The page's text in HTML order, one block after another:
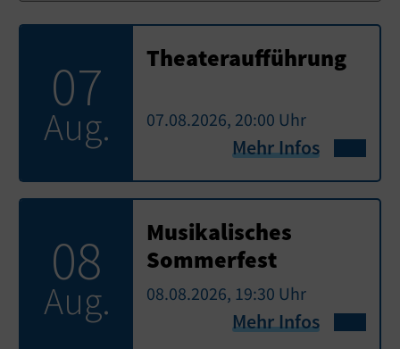
07
Aug.
Theateraufführung
07.08.2026, 20:00 Uhr
Mehr Infos
08
Aug.
Musikalisches
Sommerfest
08.08.2026, 19:30 Uhr
Mehr Infos